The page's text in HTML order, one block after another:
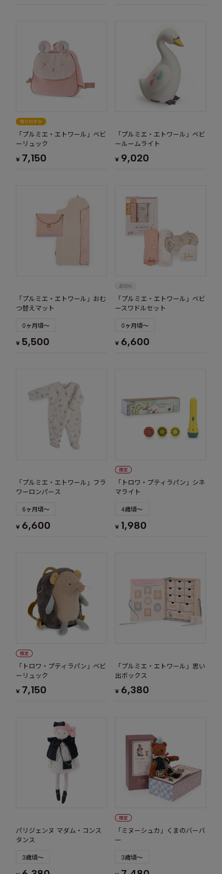
「プルミエ・エトワール」ベビ
ーリュック
¥ 7,150
「プルミエ・エトワール」ベビ
ールームライト
¥ 9,020
「プルミエ・エトワール」おむ
つ替えマット
0ヶ月頃～
¥ 5,500
「プルミエ・エトワール」ベビ
ースワドルセット
0ヶ月頃～
¥ 6,600
「プルミエ・エトワール」フラ
ワーロンパース
6ヶ月頃～
¥ 6,600
「トロワ・プティラパン」シネ
マライト
4歳頃～
¥ 1,980
「トロワ・プティラパン」ベビ
ーリュック
¥ 7,150
「プルミエ・エトワール」思い
出ボックス
¥ 6,380
パリジェンヌ マダム・コンス
タンス
3歳頃～
「ミヌーシュカ」くまのバーバ
ー
3歳頃～